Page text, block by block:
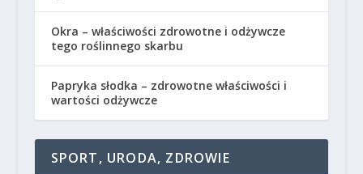
Okra – właściwości zdrowotne i odżywcze
tego roślinnego skarbu
Papryka słodka – zdrowotne właściwości i
wartości odżywcze
SPORT, URODA, ZDROWIE